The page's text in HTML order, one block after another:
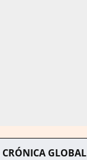
CRÓNICA GLOBAL